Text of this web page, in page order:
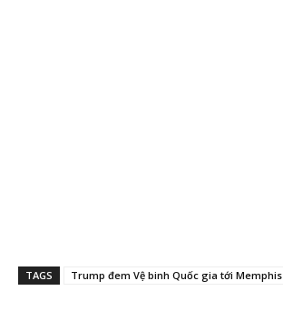
TAGS Trump đem Vệ binh Quốc gia tới Memphis